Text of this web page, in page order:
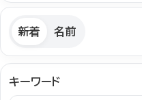
新着 名前
キーワード